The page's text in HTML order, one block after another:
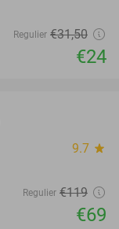
Regulier €31,50
€24
9.7 star
Regulier €119
€69